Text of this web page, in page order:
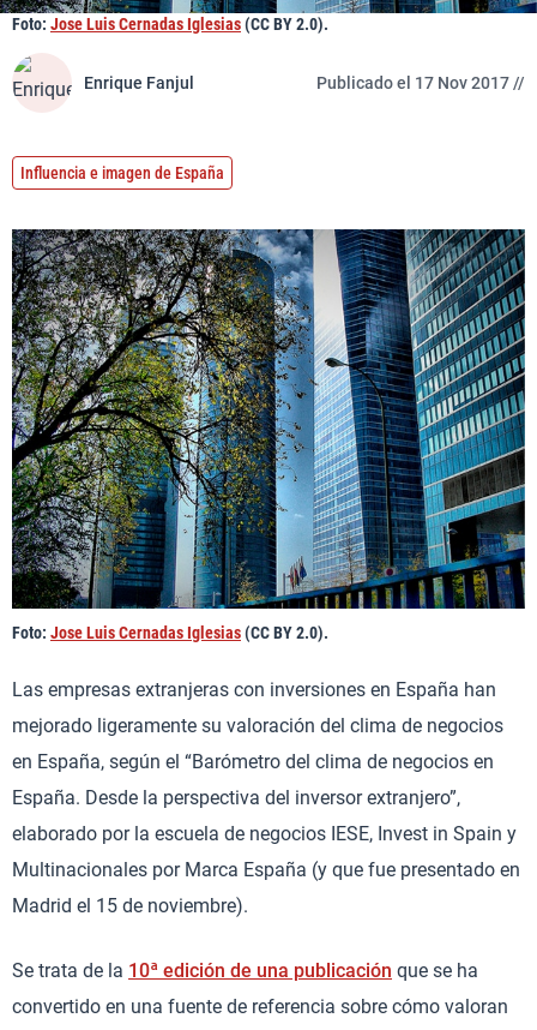
Foto: Jose Luis Cernadas Iglesias(CC BY 2.0).
Enrique Fanjul Publicado el 17 Nov 2017 //
Influencia e imagen de España
Foto: Jose Luis Cernadas Iglesias(CC BY 2.0).
Las empresas extranjeras con inversiones en España han
mejorado ligeramente su valoración del clima de negocios
en España, según el “Barómetro del clima de negocios en
España. Desde la perspectiva del inversor extranjero”,
elaborado por la escuela de negocios IESE, Invest in Spain y
Multinacionales por Marca España (y que fue presentado en
Madrid el 15 de noviembre).
Se trata de la 10ª edición de una publicación que se ha
convertido en una fuente de referencia sobre cómo valoran